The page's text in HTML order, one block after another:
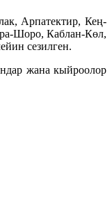
Арпатектир, Кең-
Шоро, Каблан-Көл,
сезилген.
жана кыйроолор